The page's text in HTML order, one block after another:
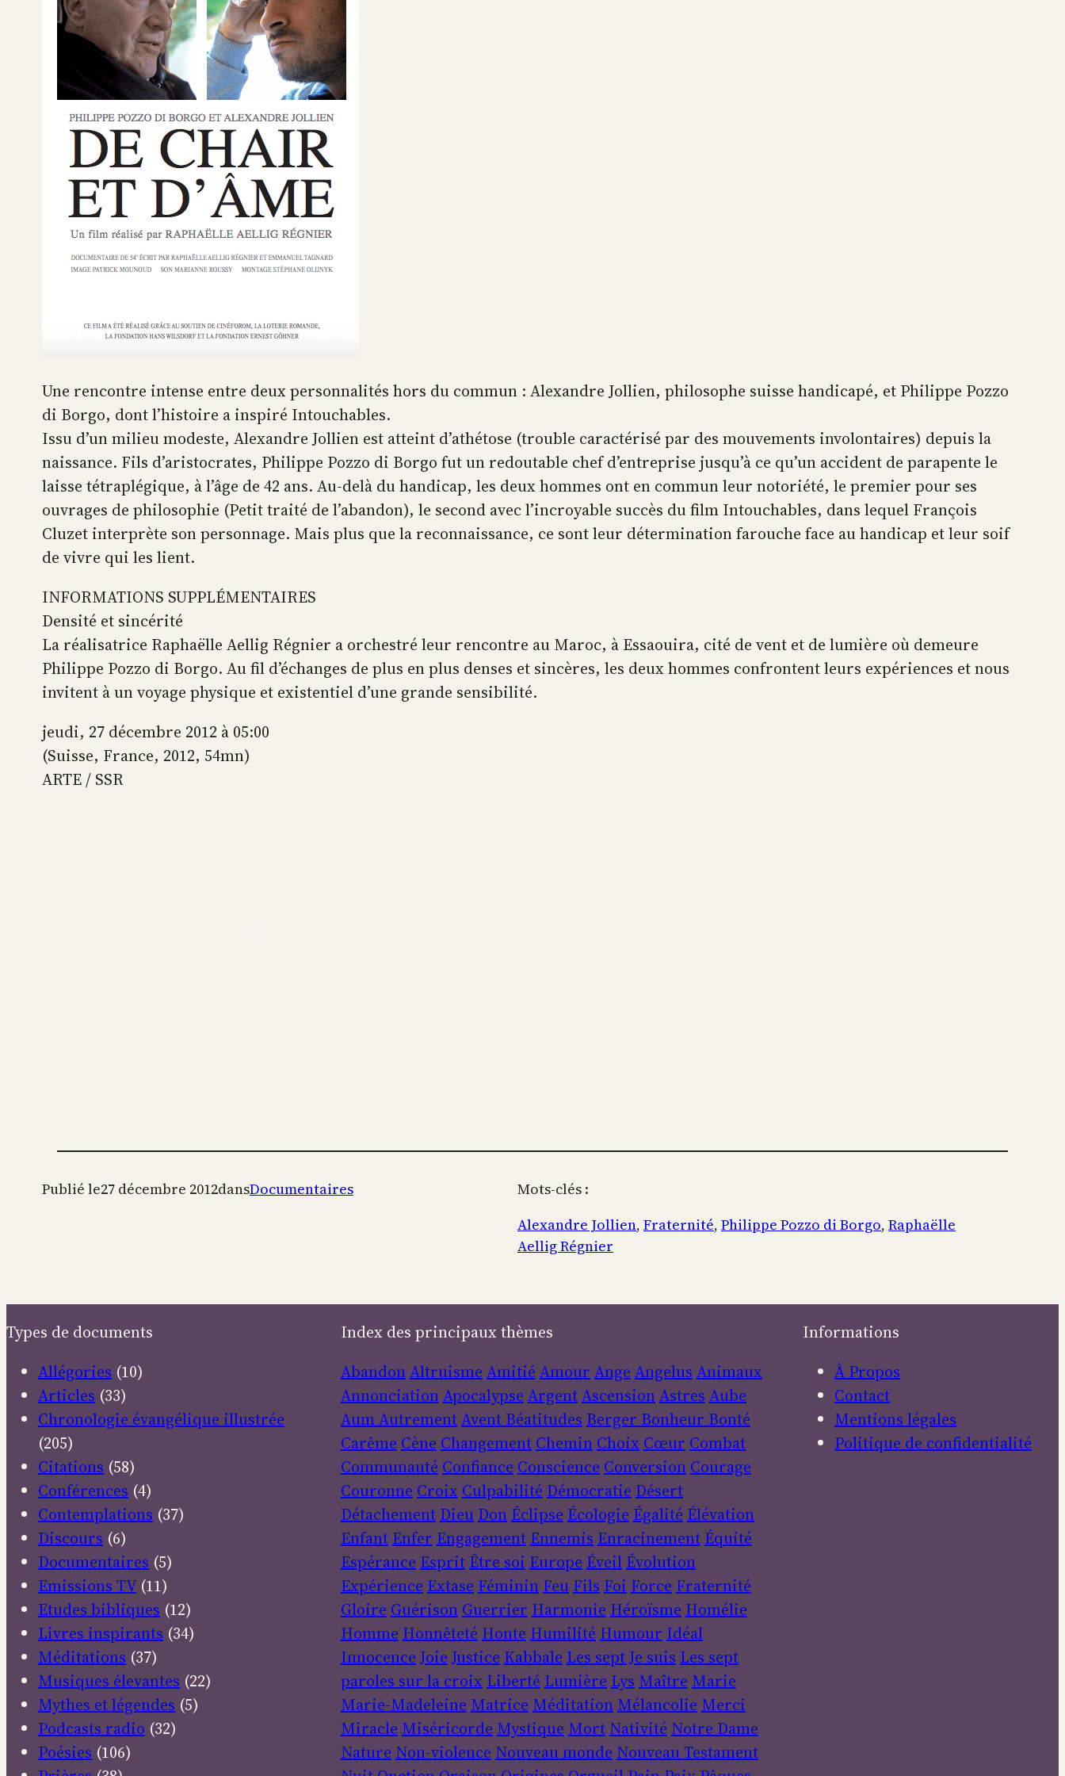
Une rencontre intense entre deux personnalités hors du commun : Alexandre Jollien, philosophe suisse handicapé, et Philippe Pozzo
di Borgo, dont l’histoire a inspiré Intouchables.
Issu d’un milieu modeste, Alexandre Jollien est atteint d’athétose (trouble caractérisé par des mouvements involontaires) depuis la
naissance. Fils d’aristocrates, Philippe Pozzo di Borgo fut un redoutable chef d’entreprise jusqu’à ce qu’un accident de parapente le
laisse tétraplégique, à l’âge de 42 ans. Au-delà du handicap, les deux hommes ont en commun leur notoriété, le premier pour ses
ouvrages de philosophie (Petit traité de l’abandon), le second avec l’incroyable succès du film Intouchables, dans lequel François
Cluzet interprète son personnage. Mais plus que la reconnaissance, ce sont leur détermination farouche face au handicap et leur soif
de vivre qui les lient.
INFORMATIONS SUPPLÉMENTAIRES
Densité et sincérité
La réalisatrice Raphaëlle Aellig Régnier a orchestré leur rencontre au Maroc, à Essaouira, cité de vent et de lumière où demeure
Philippe Pozzo di Borgo. Au fil d’échanges de plus en plus denses et sincères, les deux hommes confrontent leurs expériences et nous
invitent à un voyage physique et existentiel d’une grande sensibilité.
jeudi, 27 décembre 2012 à 05:00
(Suisse, France, 2012, 54mn)
ARTE / SSR
Publié le27 décembre 2012dansDocumentaires
Mots-clés :
Alexandre Jollien, Fraternité, Philippe Pozzo di Borgo, Raphaëlle
Aellig Régnier
Types de documents
Allégories (10)
Articles (33)
Chronologie évangélique illustrée
(205)
Citations (58)
Conférences (4)
Contemplations (37)
Discours (6)
Documentaires (5)
Emissions TV(11)
Etudes bibliques (12)
Livres inspirants (34)
Méditations (37)
Musiques élevantes (22)
Mythes et légendes (5)
Podcasts radio (32)
Poésies (106)
Index des principaux thèmes
AbandonAltruisme Amitié Amour Ange Angelus Animaux
AnnonciationApocalypse ArgentAscensionAstres Aube
AumAutrementAvent Béatitudes Berger Bonheur Bonté
Carême Cène Changement Chemin Choix Cœur Combat
Communauté Confiance Conscience Conversion Courage
Couronne Croix Culpabilité Démocratie Désert
Détachement Dieu Don Éclipse Écologie Égalité Élévation
Enfant Enfer Engagement Ennemis Enracinement Équité
Espérance Esprit Être soi Europe Éveil Évolution
Expérience Extase Féminin Feu Fils Foi Force Fraternité
Gloire Guérison Guerrier Harmonie Héroïsme Homélie
Homme Honnêteté Honte Humilité Humour Idéal
Innocence Joie Justice Kabbale Les sept Je suis Les sept
paroles sur la croix Liberté Lumière Lys Maître Marie
Marie-Madeleine Matrice Méditation Mélancolie Merci
Miracle Miséricorde Mystique Mort Nativité Notre Dame
Nature Non-violence Nouveau monde Nouveau Testament
Informations
À Propos
Contact
Mentions légales
Politique de confidentialité